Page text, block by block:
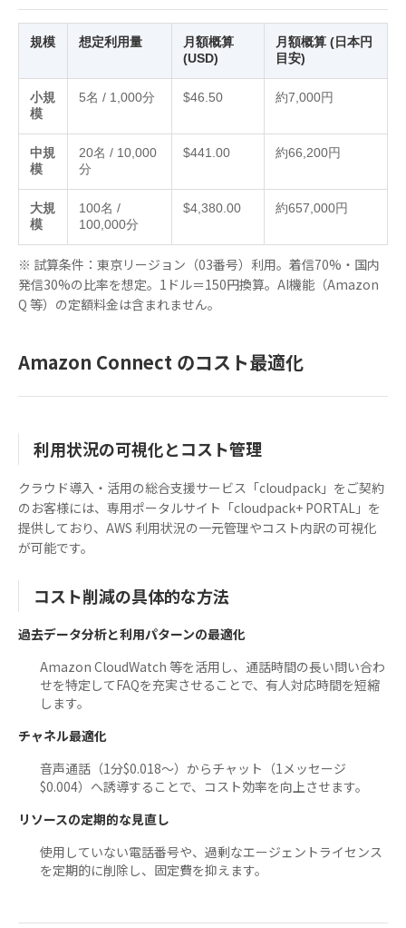
規模 想定利用量
月額概算
(USD)
月額概算 (日本円
目安)
小規
模
5名 / 1,000分 $46.50 約7,000円
中規
模
20名 / 10,000
分
$441.00 約66,200円
大規
模
100名 /
100,000分
$4,380.00 約657,000円
※ 試算条件：東京リージョン（03番号）利用。着信70%・国内
発信30%の比率を想定。1ドル＝150円換算。AI機能（Amazon
Q 等）の定額料金は含まれません。
Amazon Connect のコスト最適化
利用状況の可視化とコスト管理
クラウド導入・活用の総合支援サービス「cloudpack」をご契約
のお客様には、専用ポータルサイト「cloudpack+ PORTAL」を
提供しており、AWS 利用状況の一元管理やコスト内訳の可視化
が可能です。
コスト削減の具体的な方法
過去データ分析と利用パターンの最適化
Amazon CloudWatch 等を活用し、通話時間の長い問い合わ
せを特定してFAQを充実させることで、有人対応時間を短縮
します。
チャネル最適化
音声通話（1分$0.018〜）からチャット（1メッセージ
$0.004）へ誘導することで、コスト効率を向上させます。
リソースの定期的な見直し
使用していない電話番号や、過剰なエージェントライセンス
を定期的に削除し、固定費を抑えます。